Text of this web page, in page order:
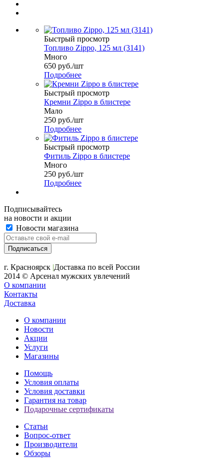
Быстрый просмотр
Топливо Zippo, 125 мл (3141)
Много
650 руб./шт
Подробнее
Быстрый просмотр
Кремни Zippo в блистере
Мало
250 руб./шт
Подробнее
Быстрый просмотр
Фитиль Zippo в блистере
Много
250 руб./шт
Подробнее
Подписывайтесь
на новости и акции
Новости магазина
г. Красноярск |Доставка по всей России
2014 © Арсенал мужских увлечений
О компании
Контакты
Доставка
О компании
Новости
Акции
Услуги
Магазины
Помощь
Условия оплаты
Условия доставки
Гарантия на товар
Подарочные сертификаты
Статьи
Вопрос-ответ
Производители
Обзоры